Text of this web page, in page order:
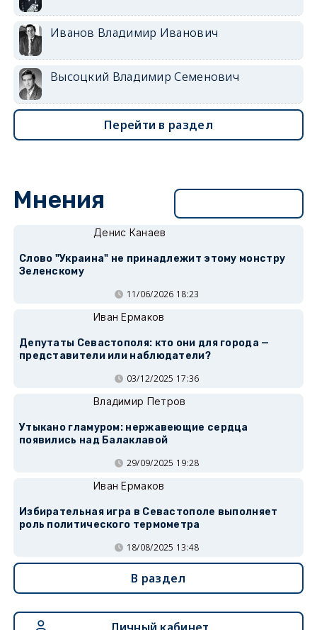
Иванов Владимир Иванович
Высоцкий Владимир Семенович
Перейти в раздел
Мнения
Денис Канаев
Слово "Украина" не принадлежит этому монстру
Зеленскому
11/06/2026 18:23
Иван Ермаков
Депутаты Севастополя: кто они для города —
представители или наблюдатели?
03/12/2025 17:36
Владимир Петров
Утыкано гламуром: нержавеющие сердца
появились над Балаклавой
29/09/2025 19:28
Иван Ермаков
Избирательная игра в Севастополе выполняет
роль политического термометра
18/08/2025 13:48
В раздел